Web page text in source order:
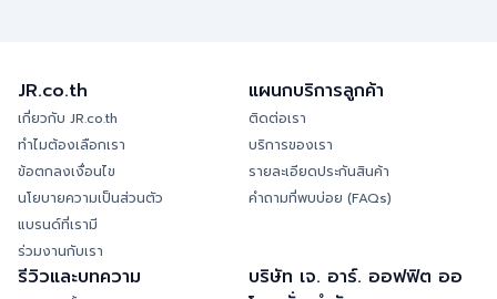
JR.co.th
เกี่ยวกับ JR.co.th
ทำไมต้องเลือกเรา
ข้อตกลงเงื่อนไข
นโยบายความเป็นส่วนตัว
แบรนด์ที่เรามี
ร่วมงานกับเรา
แผนกบริการลูกค้า
ติดต่อเรา
บริการของเรา
รายละเอียดประกันสินค้า
คำถามที่พบบ่อย (FAQs)
รีวิวและบทความ
บริษัท เจ. อาร์. ออฟฟิต ออ